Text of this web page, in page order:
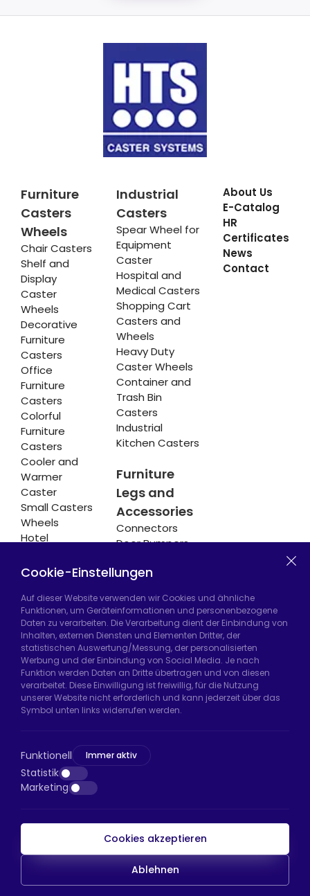
Furniture
Casters
Wheels
Chair Casters
Shelf and
Display
Caster
Wheels
Decorative
Furniture
Casters
Office
Furniture
Casters
Colorful
Furniture
Casters
Cooler and
Warmer
Caster
Small Casters
Wheels
Hotel
Casters
Industrial
Casters
Spear Wheel for
Equipment
Caster
Hospital and
Medical Casters
Shopping Cart
Casters and
Wheels
Heavy Duty
Caster Wheels
Container and
Trash Bin
Casters
Industrial
Kitchen Casters
Furniture
Legs and
Accessories
Connectors
Door Bumpers
About Us
E-Catalog
HR
Certificates
News
Contact
Hadımköy Fabrik:Atatürk Sanayi Bölgesi,
Uzunçayır Caddesi, No:11 Hadımköy, 34555
Arnavutköy/İstanbul
Telefon: +90 212 640 66 46
E-Mail: export@htsteker.com
D:a, 34045 Bayrampaşa/İstanbul
Telefon:+90 530 044 64 87
E-Mail: info@htsteker.com
HTS-Zahlung
Cookie-Einstellungen
Auf dieser Website verwenden wir Cookies und ähnliche
Funktionen, um Geräteinformationen und personenbezogene
Daten zu verarbeiten. Die Verarbeitung dient der Einbindung von
Inhalten, externen Diensten und Elementen Dritter, der
statistischen Auswertung/Messung, der personalisierten
Werbung und der Einbindung von Social Media. Je nach
Funktion werden Daten an Dritte übertragen und von diesen
verarbeitet. Diese Einwilligung ist freiwillig, für die Nutzung
unserer Website nicht erforderlich und kann jederzeit über das
Symbol unten links widerrufen werden.
Funktionell Immer aktiv
Statistik
Marketing
Cookies akzeptieren
Ablehnen